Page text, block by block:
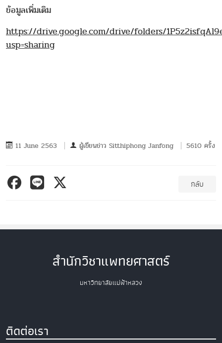
ข้อมูลเพิ่มเติม
https://drive.google.com/drive/folders/
usp=sharing
11 June 2563 ผู้เขียนข่าว Sitthiphong Janfong 5610 ครั้ง
กลับ
สำนักวิชาแพทยศาสตร์
มหาวิทยาลัยแม่ฟ้าหลวง
ติดต่อเรา